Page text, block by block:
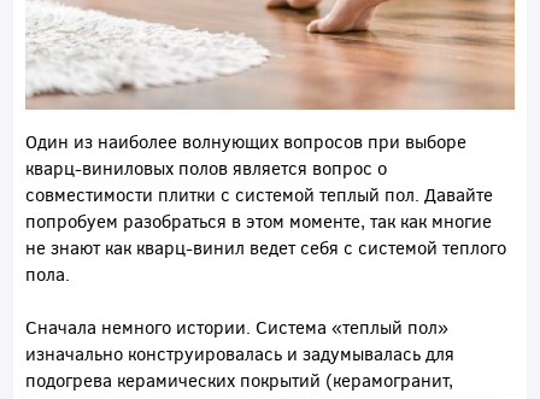
Один из наиболее волнующих вопросов при выборе
кварц-виниловых полов является вопрос о
совместимости плитки с системой теплый пол. Давайте
попробуем разобраться в этом моменте, так как многие
не знают как кварц-винил ведет себя с системой теплого
пола.
Сначала немного истории. Система «теплый пол»
изначально конструировалась и задумывалась для
подогрева керамических покрытий (керамогранит,